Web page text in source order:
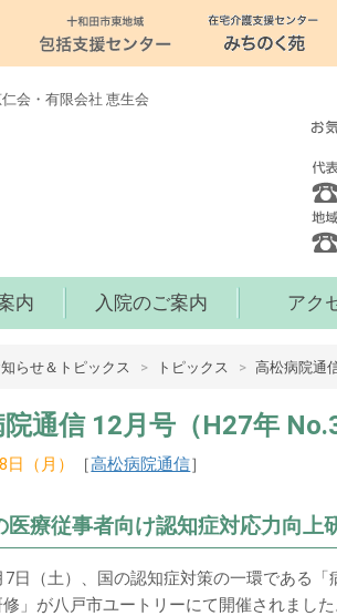
会・有限会社 恵生会
内 入院のご案内 アク
らせ＆トピックス トピックス 高松病院通
通信 12月号（H27年
（月） ［高松病院通信］
医療従事者向け認知症対応力向上
7日（土）、国の認知症対策の一環である
」が八戸市ユートリーにて開催されました